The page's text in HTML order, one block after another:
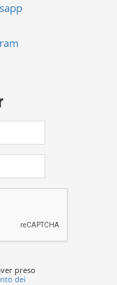
preso
dei